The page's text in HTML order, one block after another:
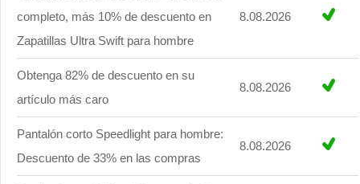
completo, más 10% de descuento en
Zapatillas Ultra Swift para hombre
8.08.2026
Obtenga 82% de descuento en su
artículo más caro
8.08.2026
Pantalón corto Speedlight para hombre:
Descuento de 33% en las compras
8.08.2026